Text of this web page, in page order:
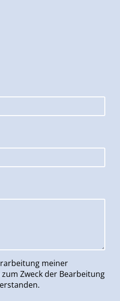
meiner
Zweck der Bearbeitung